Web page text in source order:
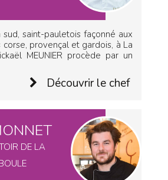
saint-pauletois façonné aux
provençal et gardois, à La
MEUNIER procède par un
Découvrir le chef
DE LA